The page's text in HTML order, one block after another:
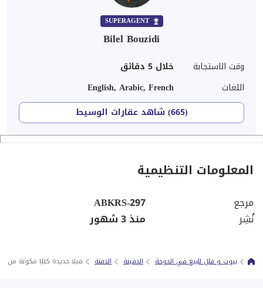
SUPERAGENT
Bilel Bouzidi
وقت الاستجابة
خلال 5 دقائق
اللغات
English, Arabic, French
(665) شاهد عقارات الوسيط
المعلومات التنظيمية
مرجع
ABKRS-297
نُشِر
منذ 3 شهور
بيوت و فلل للبيع في الدوحة الدفينة الدفنة فيلا جديدة كليًا مكونة من 8 غرف نوم مع مسبح خاص في